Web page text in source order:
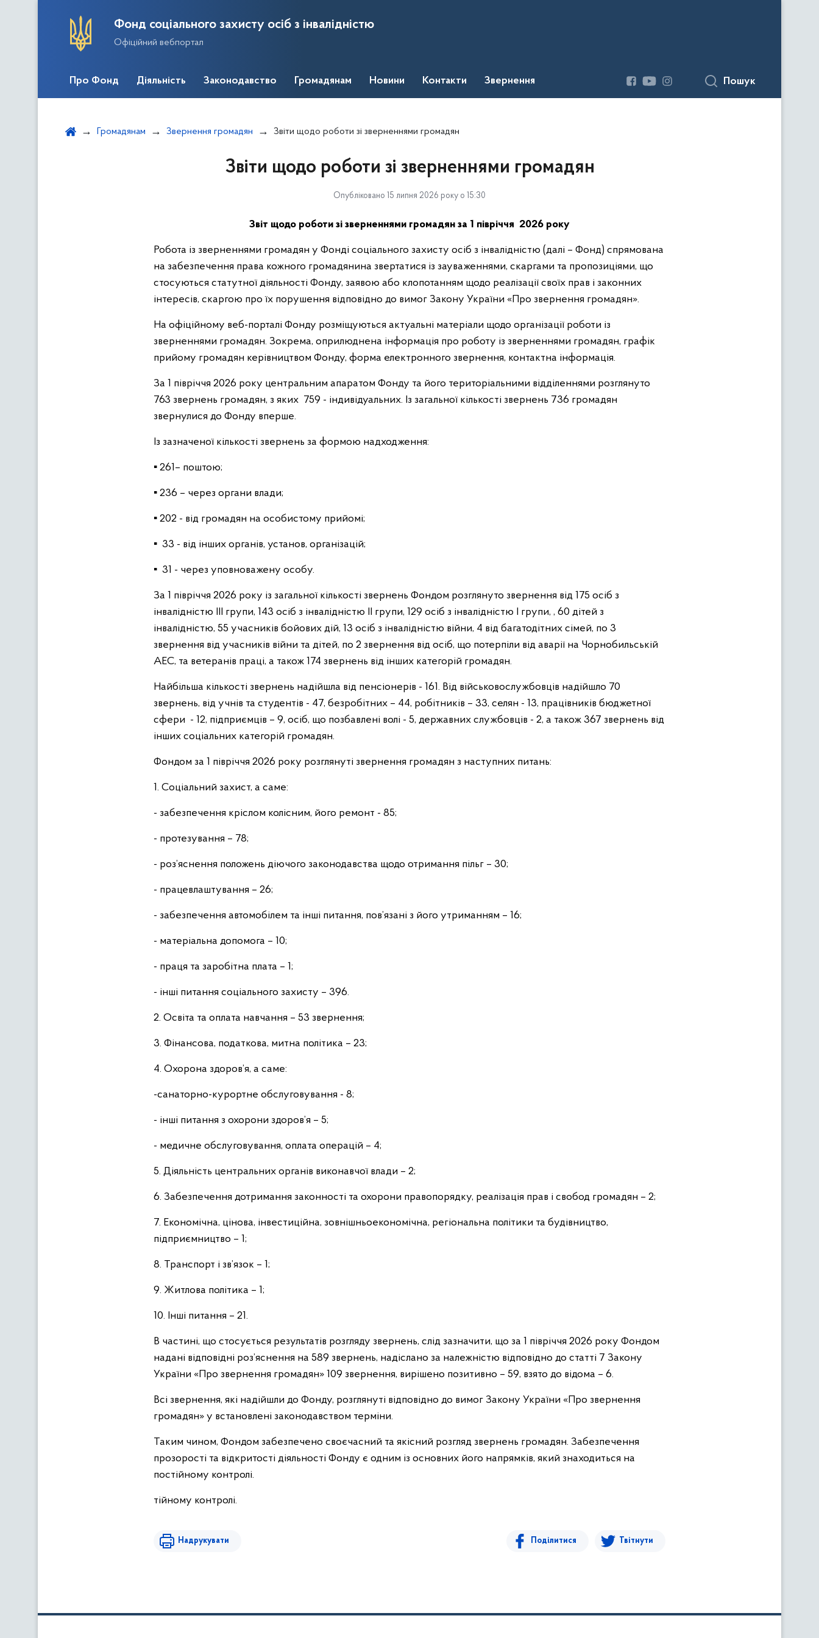
Фонд соціального захисту осіб з інвалідністю
Офіційний вебпортал
Про Фонд Діяльність Законодавство Громадянам Новини Контакти Звернення Пошук
Громадянам Звернення громадян Звіти щодо роботи зі зверненнями громадян
Звіти щодо роботи зі зверненнями громадян
Опубліковано 15 липня 2026 року о 15:30
Звіт щодо роботи зі зверненнями громадян за 1 півріччя 2026 року
Робота із зверненнями громадян у Фонді соціального захисту осіб з інвалідністю (далі – Фонд) спрямована
на забезпечення права кожного громадянина звертатися із зауваженнями, скаргами та пропозиціями, що
стосуються статутної діяльності Фонду, заявою або клопотанням щодо реалізації своїх прав і законних
інтересів, скаргою про їх порушення відповідно до вимог Закону України «Про звернення громадян».
На офіційному веб-порталі Фонду розміщуються актуальні матеріали щодо організації роботи із
зверненнями громадян. Зокрема, оприлюднена інформація про роботу із зверненнями громадян, графік
прийому громадян керівництвом Фонду, форма електронного звернення, контактна інформація.
За 1 півріччя 2026 року центральним апаратом Фонду та його територіальними відділеннями розглянуто
763 звернень громадян, з яких 759 - індивідуальних. Із загальної кількості звернень 736 громадян
звернулися до Фонду вперше.
Із зазначеної кількості звернень за формою надходження:
▪ 261– поштою;
▪ 236 – через органи влади;
▪ 202 - від громадян на особистому прийомі;
▪ 33 - від інших органів, установ, організацій;
▪ 31 - через уповноважену особу.
За 1 півріччя 2026 року із загальної кількості звернень Фондом розглянуто звернення від 175 осіб з
інвалідністю ІІІ групи, 143 осіб з інвалідністю ІІ групи, 129 осіб з інвалідністю І групи, , 60 дітей з
інвалідністю, 55 учасників бойових дій, 13 осіб з інвалідністю війни, 4 від багатодітних сімей, по 3
звернення від учасників війни та дітей, по 2 звернення від осіб, що потерпіли від аварії на Чорнобильській
АЕС, та ветеранів праці, а також 174 звернень від інших категорій громадян.
Найбільша кількості звернень надійшла від пенсіонерів - 161. Від військовослужбовців надійшло 70
звернень, від учнів та студентів - 47, безробітних – 44, робітників – 33, селян - 13, працівників бюджетної
сфери - 12, підприємців – 9, осіб, що позбавлені волі - 5, державних службовців - 2, а також 367 звернень від
інших соціальних категорій громадян.
Фондом за 1 півріччя 2026 року розглянуті звернення громадян з наступних питань:
1. Соціальний захист, а саме:
- забезпечення кріслом колісним, його ремонт - 85;
- протезування – 78;
- роз’яснення положень діючого законодавства щодо отримання пільг – 30;
- працевлаштування – 26;
- забезпечення автомобілем та інші питання, пов’язані з його утриманням – 16;
- матеріальна допомога – 10;
- праця та заробітна плата – 1;
- інші питання соціального захисту – 396.
2. Освіта та оплата навчання – 53 звернення;
3. Фінансова, податкова, митна політика – 23;
4. Охорона здоров’я, а саме:
-санаторно-курортне обслуговування - 8;
- інші питання з охорони здоров’я – 5;
- медичне обслуговування, оплата операцій – 4;
5. Діяльність центральних органів виконавчої влади – 2;
6. Забезпечення дотримання законності та охорони правопорядку, реалізація прав і свобод громадян – 2;
7. Економічна, цінова, інвестиційна, зовнішньоекономічна, регіональна політики та будівництво,
підприємництво – 1;
8. Транспорт і зв’язок – 1;
9. Житлова політика – 1;
10. Інші питання – 21.
В частині, що стосується результатів розгляду звернень, слід зазначити, що за 1 півріччя 2026 року Фондом
надані відповідні роз’яснення на 589 звернень, надіслано за належністю відповідно до статті 7 Закону
України «Про звернення громадян» 109 звернення, вирішено позитивно – 59, взято до відома – 6.
Всі звернення, які надійшли до Фонду, розглянуті відповідно до вимог Закону України «Про звернення
громадян» у встановлені законодавством терміни.
Таким чином, Фондом забезпечено своєчасний та якісний розгляд звернень громадян. Забезпечення
прозорості та відкритості діяльності Фонду є одним із основних його напрямків, який знаходиться на
постійному контролі.
тійному контролі.
Надрукувати Поділитися Твітнути